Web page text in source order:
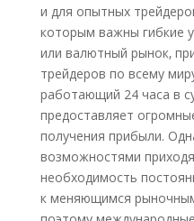
и для опытных
которым важны гибкие
или валютный рынок‚
трейдеров по всему
работающий 24 часа в
предоставляет
получения прибыли.
возможностями
необходимость
к меняющимся